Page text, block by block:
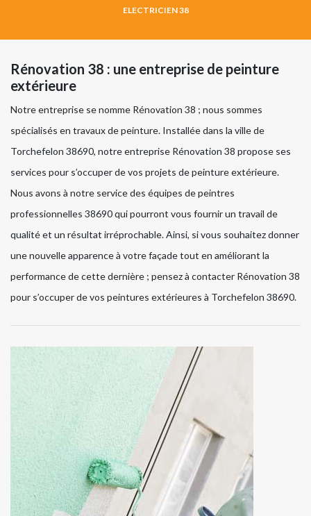
ELECTRICIEN 38
Rénovation 38 : une entreprise de peinture
extérieure
Notre entreprise se nomme Rénovation 38 ; nous sommes
spécialisés en travaux de peinture. Installée dans la ville de
Torchefelon 38690, notre entreprise Rénovation 38 propose ses
services pour s’occuper de vos projets de peinture extérieure.
Nous avons à notre service des équipes de peintres
professionnelles 38690 qui pourront vous fournir un travail de
qualité et un résultat irréprochable. Ainsi, si vous souhaitez donner
une nouvelle apparence à votre façade tout en améliorant la
performance de cette dernière ; pensez à contacter Rénovation 38
pour s’occuper de vos peintures extérieures à Torchefelon 38690.